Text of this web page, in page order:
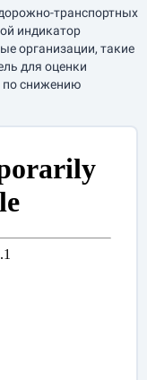
транспортных
индикатор
организации, такие
для оценки
по снижению